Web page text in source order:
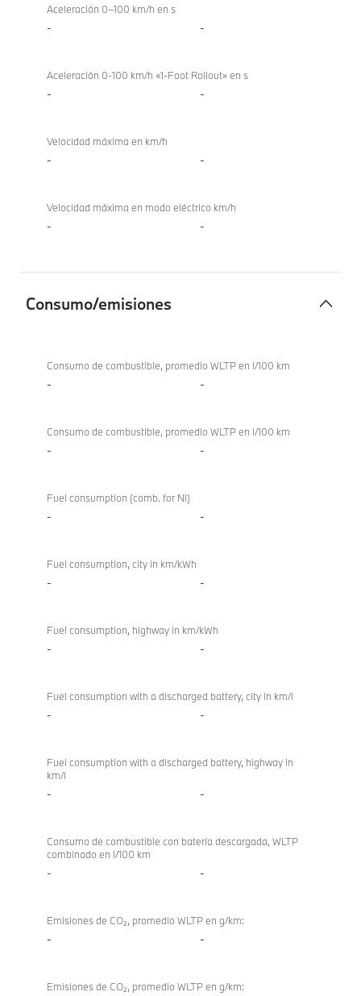
Aceleración 0–100 km/h en s
- -
Aceleración 0-100 km/h «1-Foot Rollout» en s
- -
Velocidad máxima en km/h
- -
Velocidad máxima en modo eléctrico km/h
- -
Consumo/emisiones
Consumo de combustible, promedio WLTP en l/100 km
- -
Consumo de combustible, promedio WLTP en l/100 km
- -
Fuel consumption (comb. for NI)
- -
Fuel consumption, city in km/kWh
- -
Fuel consumption, highway in km/kWh
- -
Fuel consumption with a discharged battery, city in km/l
- -
Fuel consumption with a discharged battery, highway in
km/l
- -
Consumo de combustible con batería descargada, WLTP
combinado en l/100 km
- -
Emisiones de CO₂, promedio WLTP en g/km:
- -
Emisiones de CO₂, promedio WLTP en g/km: